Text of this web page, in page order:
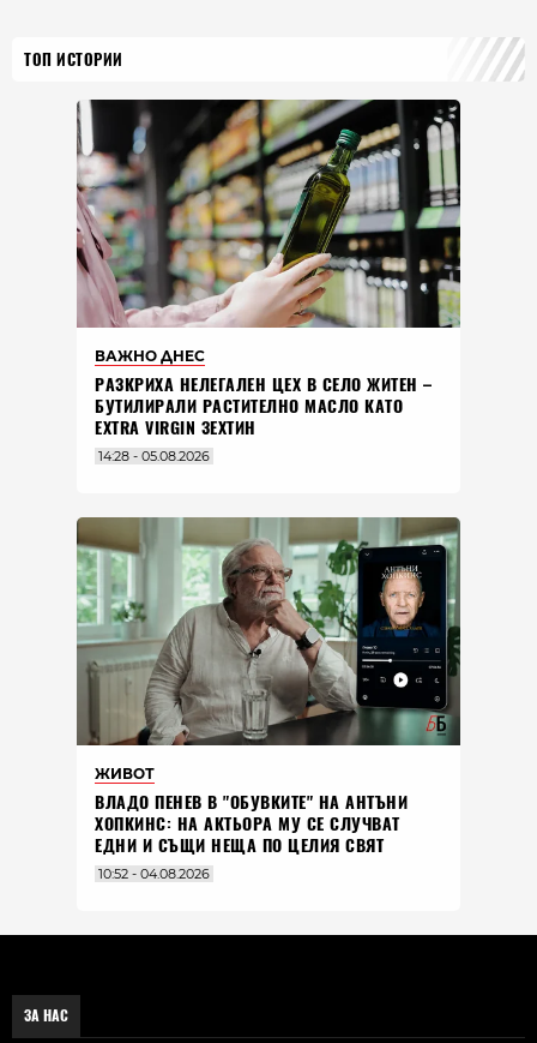
ТОП ИСТОРИИ
ВАЖНО ДНЕС
РАЗКРИХА НЕЛЕГАЛЕН ЦЕХ В СЕЛО ЖИТЕН –
БУТИЛИРАЛИ РАСТИТЕЛНО МАСЛО КАТО
EXTRA VIRGIN ЗЕХТИН
14:28 - 05.08.2026
ЖИВОТ
ВЛАДO ПЕНЕВ В "ОБУВКИТЕ" НА АНТЪНИ
ХОПКИНС: НА АКТЬОРА МУ СЕ СЛУЧВАТ
ЕДНИ И СЪЩИ НЕЩА ПО ЦЕЛИЯ СВЯТ
10:52 - 04.08.2026
ЗА НАС